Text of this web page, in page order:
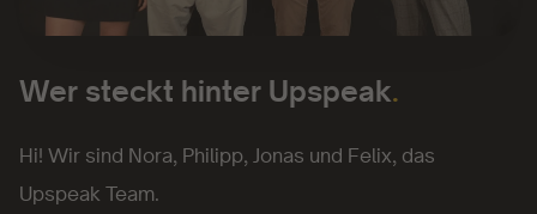
Wer steckt hinter Upspeak.
Hi! Wir sind Nora, Philipp, Jonas und Felix, das
Upspeak Team.